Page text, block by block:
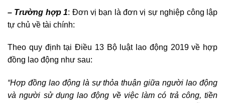
– Trường hợp 1: Đơn vị bạn là đơn vị sự nghiệp công lập
tự chủ về tài chính:
Theo quy định tại Điều 13 Bộ luật lao động 2019 về hợp
đồng lao động như sau:
“Hợp đồng lao động là sự thỏa thuận giữa người lao động
và người sử dụng lao động về việc làm có trả công, tiền